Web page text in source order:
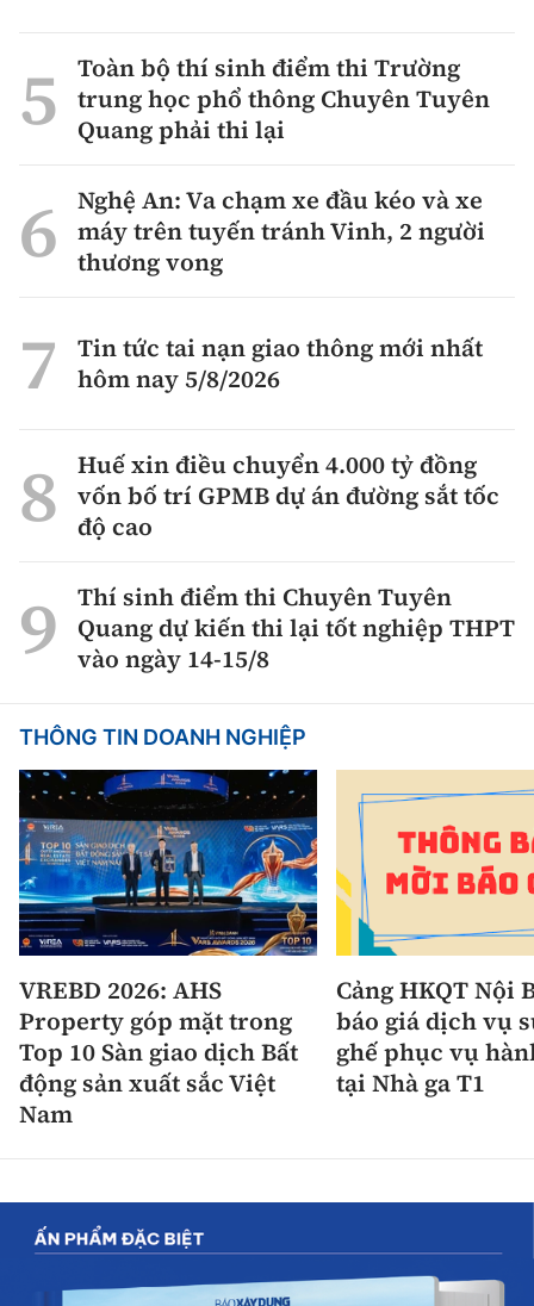
Toàn bộ thí sinh điểm thi Trường
trung học phổ thông Chuyên Tuyên
Quang phải thi lại
Nghệ An: Va chạm xe đầu kéo và xe
máy trên tuyến tránh Vinh, 2 người
thương vong
Tin tức tai nạn giao thông mới nhất
hôm nay 5/8/2026
Huế xin điều chuyển 4.000 tỷ đồng
vốn bố trí GPMB dự án đường sắt tốc
độ cao
Thí sinh điểm thi Chuyên Tuyên
Quang dự kiến thi lại tốt nghiệp THPT
vào ngày 14-15/8
THÔNG TIN DOANH NGHIỆP
VREBD 2026: AHS
Property góp mặt trong
Top 10 Sàn giao dịch Bất
động sản xuất sắc Việt
Nam
Cảng HKQT Nội
báo giá dịch vụ
ghế phục vụ
tại Nhà ga T1